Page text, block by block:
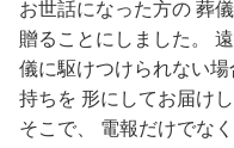
お世話になった方の 葬
贈ることにしました。
儀に駆けつけられない
持ちを 形にしてお届け
そこで、 電報だけでな